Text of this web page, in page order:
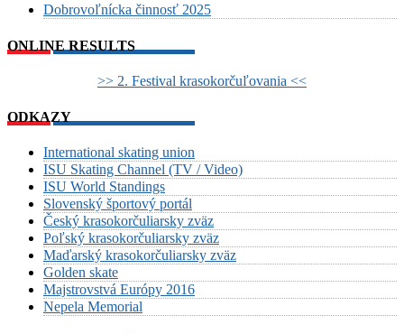
Dobrovoľnícka činnosť 2025
ONLINE RESULTS
>> 2. Festival krasokorčuľovania <<
ODKAZY
International skating union
ISU Skating Channel (TV / Video)
ISU World Standings
Slovenský športový portál
Český krasokorčuliarsky zväz
Poľský krasokorčuliarsky zväz
Maďarský krasokorčuliarsky zväz
Golden skate
Majstrovstvá Európy 2016
Nepela Memorial